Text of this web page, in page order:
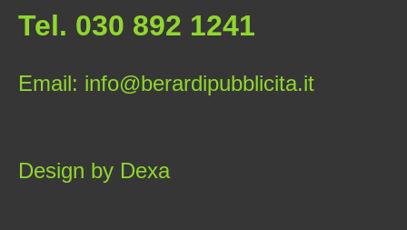
Tel. 030 892 1241
Email: info@berardipubblicita.it
Design by Dexa